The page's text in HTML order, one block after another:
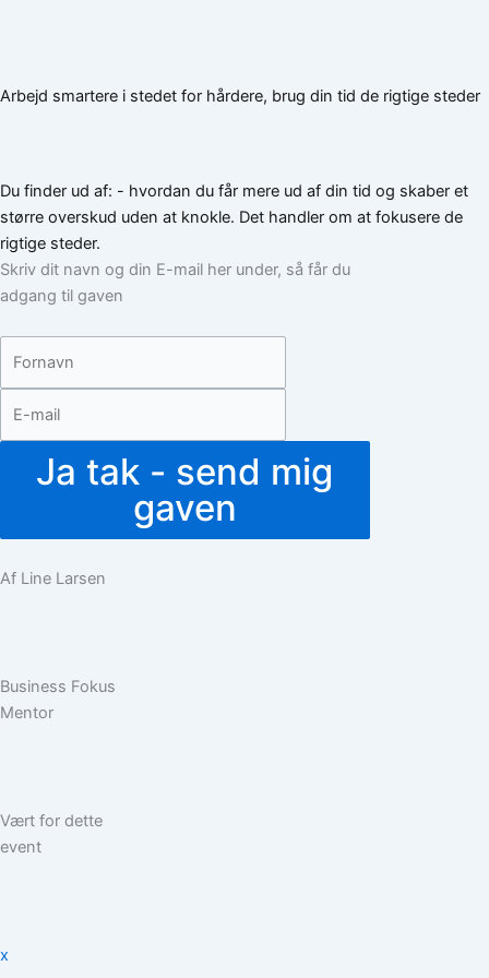
Arbejd smartere i stedet for hårdere, brug din tid de rigtige steder
Du finder ud af: - hvordan du får mere ud af din tid og skaber et
større overskud uden at knokle. Det handler om at fokusere de
rigtige steder.
Skriv dit navn og din E-mail her under, så får du
adgang til gaven
Ja tak - send mig
gaven
Af Line Larsen
Business Fokus
Mentor
Vært for dette
event
x